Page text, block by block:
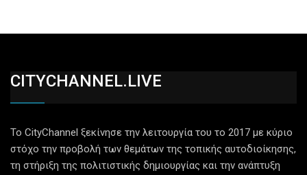
CITYCHANNEL.LIVE
Το CityChannel ξεκίνησε την λειτουργία του το 2017 με κύριο
στόχο την προβολή των θεμάτων της τοπικής αυτοδιοίκησης,
τη στήριξη της πολιτιστικής δημιουργίας και την ανάπτυξη